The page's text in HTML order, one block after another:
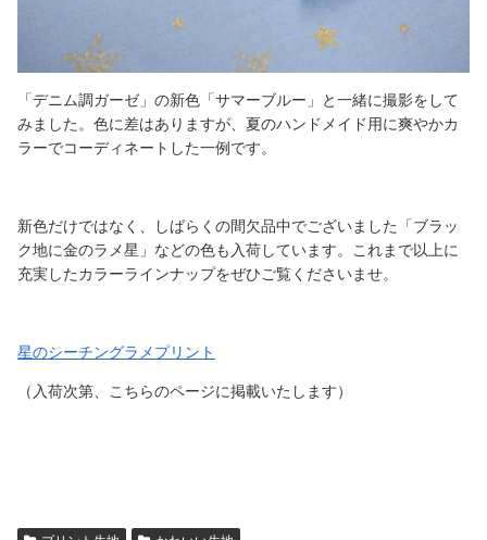
「デニム調ガーゼ」の新色「サマーブルー」と一緒に撮影をして
みました。色に差はありますが、夏のハンドメイド用に爽やかカ
ラーでコーディネートした一例です。
新色だけではなく、しばらくの間欠品中でございました「ブラッ
ク地に金のラメ星」などの色も入荷しています。これまで以上に
充実したカラーラインナップをぜひご覧くださいませ。
星のシーチングラメプリント
（入荷次第、こちらのページに掲載いたします）